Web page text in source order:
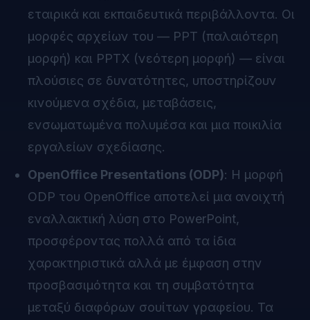
εταιρικά και εκπαιδευτικά περιβάλλοντα. Οι
μορφές αρχείων του — PPT (παλαιότερη
μορφή) και PPTX (νεότερη μορφή) — είναι
πλούσιες σε δυνατότητες, υποστηρίζουν
κινούμενα σχέδια, μεταβάσεις,
ενσωματωμένα πολυμέσα και μια ποικιλία
εργαλείων σχεδίασης.
OpenOffice Presentations (ODP): Η μορφή
ODP του OpenOffice αποτελεί μια ανοιχτή
εναλλακτική λύση στο PowerPoint,
προσφέροντας πολλά από τα ίδια
χαρακτηριστικά αλλά με έμφαση στην
προσβασιμότητα και τη συμβατότητα
μεταξύ διαφόρων σουίτων γραφείου. Τα